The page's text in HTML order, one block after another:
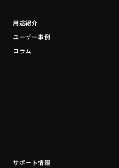
用途紹介
ユーザー事例
コラム
サポート情報